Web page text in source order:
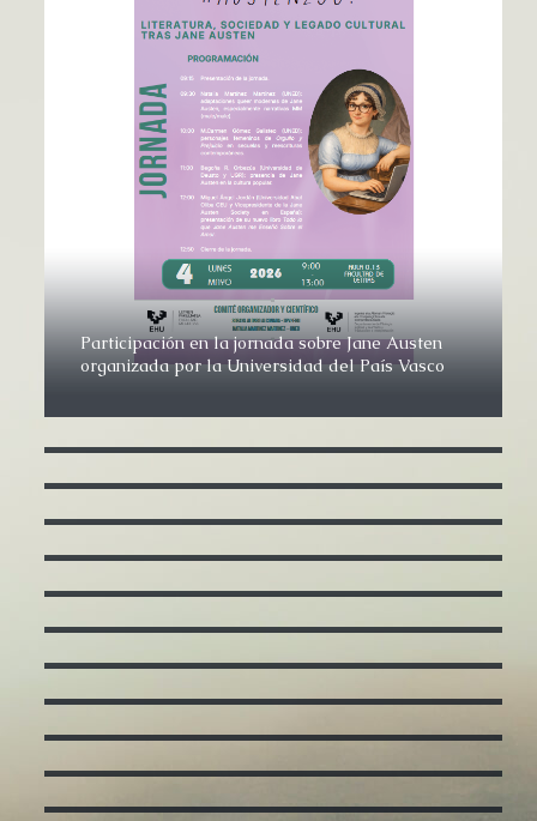
Participación en la jornada sobre Jane Austen
organizada por la Universidad del País Vasco
Todo lo que Jane Austen me enseñó sobre el
Jane Austen en la Nau Gran de la Universitat de
Diálogo sobre Jane Austen en la Fundación